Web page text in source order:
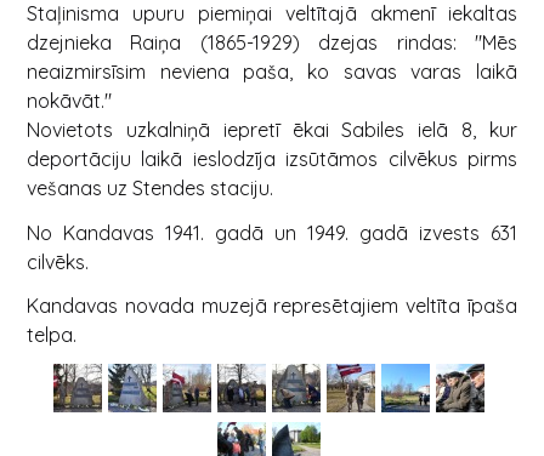
Staļinisma upuru piemiņai veltītajā akmenī iekaltas
dzejnieka Raiņa (1865-1929) dzejas rindas: "Mēs
neaizmirsīsim neviena paša, ko savas varas laikā
nokāvāt."
Novietots uzkalniņā iepretī ēkai Sabiles ielā 8, kur
deportāciju laikā ieslodzīja izsūtāmos cilvēkus pirms
vešanas uz Stendes staciju.
No Kandavas 1941. gadā un 1949. gadā izvests 631
cilvēks.
Kandavas novada muzejā represētajiem veltīta īpaša
telpa.